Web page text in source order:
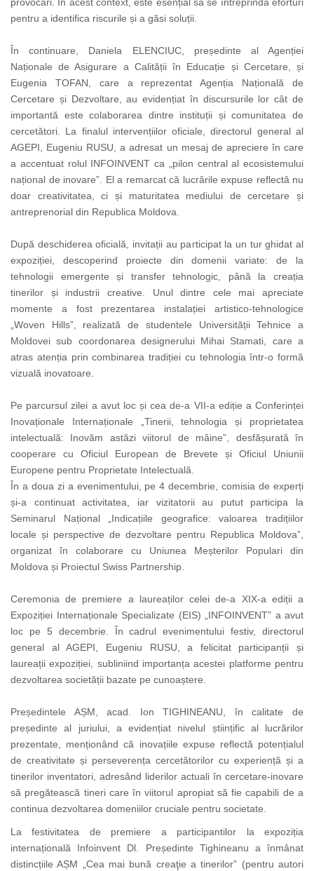
pentru a identifica riscurile și a găsi soluții.
În continuare, Daniela ELENCIUC, președinte al Agenției
Naționale de Asigurare a Calității în Educație și Cercetare, și
Eugenia TOFAN, care a reprezentat Agenția Națională de
Cercetare și Dezvoltare, au evidențiat în discursurile lor cât de
importantă este colaborarea dintre instituții și comunitatea de
cercetători. La finalul intervențiilor oficiale, directorul general al
AGEPI, Eugeniu RUSU, a adresat un mesaj de apreciere în care
a accentuat rolul INFOINVENT ca „pilon central al ecosistemului
național de inovare”. El a remarcat că lucrările expuse reflectă nu
doar creativitatea, ci și maturitatea mediului de cercetare și
antreprenorial din Republica Moldova.
După deschiderea oficială, invitații au participat la un tur ghidat al
expoziției, descoperind proiecte din domenii variate: de la
tehnologii emergente și transfer tehnologic, până la creația
tinerilor și industrii creative. Unul dintre cele mai apreciate
momente a fost prezentarea instalației artistico-tehnologice
„Woven Hills”, realizată de studentele Universității Tehnice a
Moldovei sub coordonarea designerului Mihai Stamati, care a
atras atenția prin combinarea tradiției cu tehnologia într-o formă
vizuală inovatoare.
Pe parcursul zilei a avut loc și cea de-a VII-a ediție a Conferinței
Inovaționale Internaționale „Tinerii, tehnologia și proprietatea
intelectuală: Inovăm astăzi viitorul de mâine”, desfășurată în
cooperare cu Oficiul European de Brevete și Oficiul Uniunii
Europene pentru Proprietate Intelectuală.
În a doua zi a evenimentului, pe 4 decembrie, comisia de experți
și-a continuat activitatea, iar vizitatorii au putut participa la
Seminarul Național „Indicațiile geografice: valoarea tradițiilor
locale și perspective de dezvoltare pentru Republica Moldova”,
organizat în colaborare cu Uniunea Meșterilor Populari din
Moldova și Proiectul Swiss Partnership.
Ceremonia de premiere a laureaților celei de-a XIX-a ediții a
Expoziției Internaționale Specializate (EIS) „INFOINVENT” a avut
loc pe 5 decembrie. În cadrul evenimentului festiv, directorul
general al AGEPI, Eugeniu RUSU, a felicitat participanții și
laureații expoziției, subliniind importanța acestei platforme pentru
dezvoltarea societății bazate pe cunoaștere.
Președintele AȘM, acad. Ion TIGHINEANU, în calitate de
președinte al juriului, a evidențiat nivelul științific al lucrărilor
prezentate, menționând că inovațiile expuse reflectă potențialul
de creativitate și perseverența cercetătorilor cu experiență și a
tinerilor inventatori, adresând liderilor actuali în cercetare-inovare
să pregătească tineri care în viitorul apropiat să fie capabili de a
continua dezvoltarea domeniilor cruciale pentru societate.
La festivitatea de premiere a participantilor la expoziția
internațională Infoinvent Dl. Președinte Tighineanu a înmânat
distincțiile AȘM „Cea mai bună creaţie a tinerilor” (pentru autori